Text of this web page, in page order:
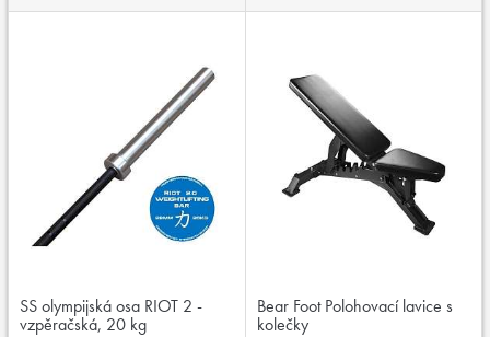
SS olympijská osa RIOT 2 -
vzpěračská, 20 kg
Bear Foot Polohovací lavice s
kolečky